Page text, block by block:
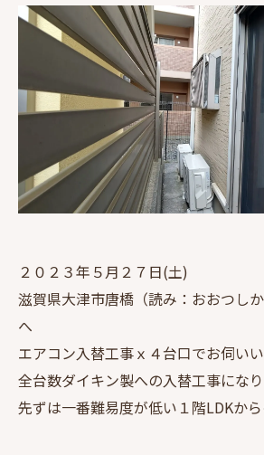
２０２３年５月２７日(土)
滋賀県大津市唐橋（読み：おおつし
へ
エアコン入替工事ｘ４台口でお伺い
全台数ダイキン製への入替工事になり
先ずは一番難易度が低い１階LDKか